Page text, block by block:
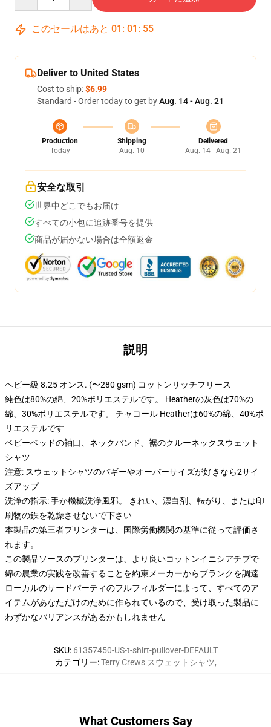
このセールはあと 01 : 01 : 54
Deliver to United States
Cost to ship:$6.99
Standard - Order today to get byAug. 14 - Aug. 21
Production
Today
Shipping
Aug. 10
Delivered
Aug. 14 - Aug. 21
安全な取引
世界中どこでもお届け
すべての小包に追跡番号を提供
商品が届かない場合は全額返金
説明
ヘビー級 8.25 オンス. (〜280 gsm) コットンリッチフリース
純色は80%の綿、20%ポリエステルです。 Heatherの灰色は70%の
綿、30%ポリエステルです。 チャコール Heatherは60%の綿、40%ポ
リエステルです
ベビーベッドの袖口、ネックバンド、裾のクルーネックスウェット
シャツ
注意: スウェットシャツのバギーやオーバーサイズが好きなら2サイ
ズアップ
洗浄の指示: 手か機械洗浄風邪。 きれい、漂白剤、転がり、または印
刷物の鉄を乾燥させないで下さい
本製品の第三者プリンターは、国際労働機関の基準に従って評価さ
れます。
この製品ソースのプリンターは、より良いコットンイニシアチブで
綿の農業の実践を改善することを約束メーカーからブランクを調達
ローカルのサードパーティのフルフィルダーによって、すべてのア
イテムがあなただけのために作られているので、受け取った製品に
わずかなバリアンスがあるかもしれません
SKU: 61357450-US-t-shirt-pullover-DEFAULT
カテゴリー:Terry Crews スウェットシャツ,
What Customers Say